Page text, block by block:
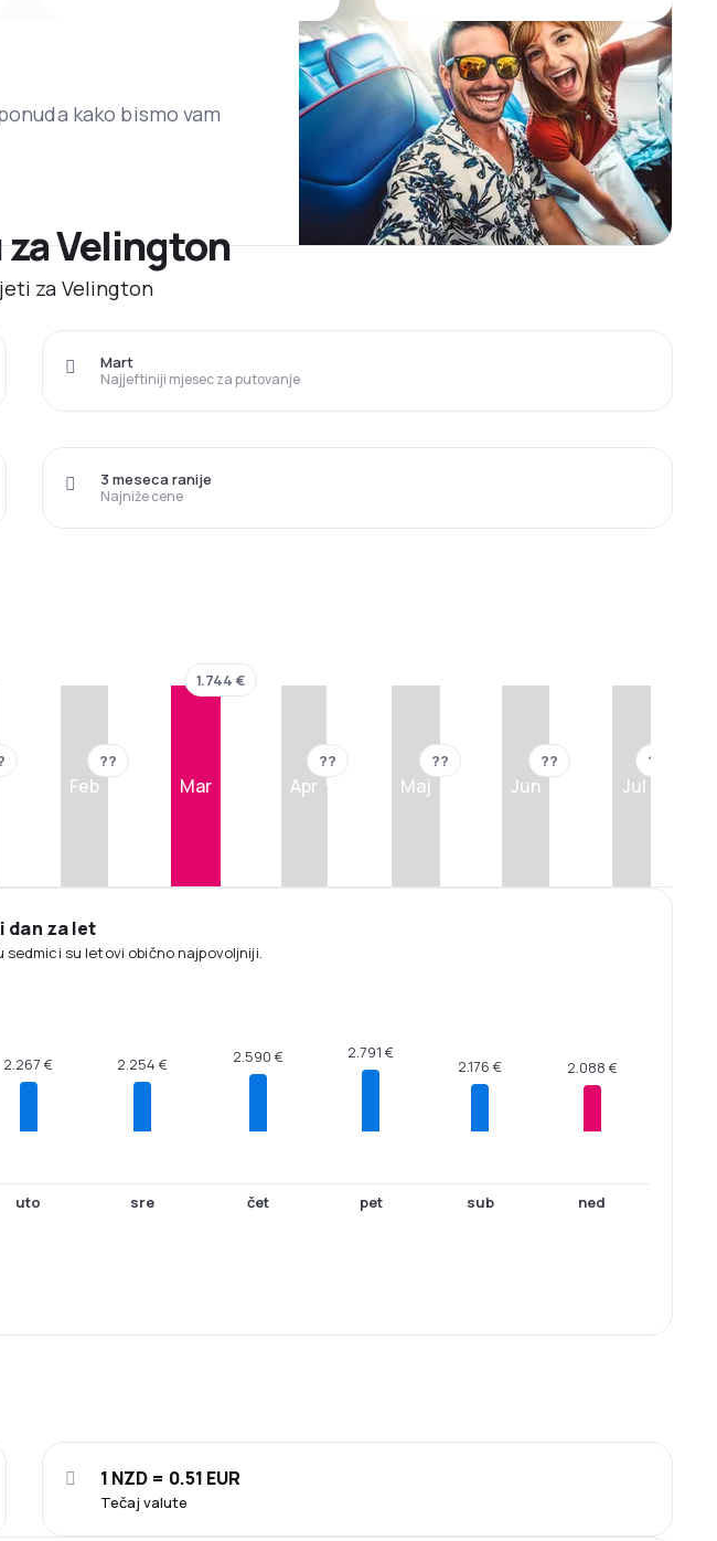
kako bismo vam
Velington
za Velington
Najjeftiniji mjesec za putovanje
Mart
Najniže cene
3 meseca ranije
Feb
??
Mar
1.744 €
Apr
??
Maj
??
Jun
??
Jul
??
dan za let
sedmici su letovi obično najpovoljniji.
2.267 €
uto
2.254 €
sre
2.590 €
čet
2.791 €
pet
2.176 €
sub
2.088 €
ned
Tečaj valute
1 NZD = 0.51 EUR